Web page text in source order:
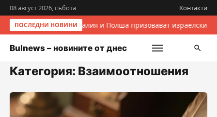
08 август 2026, събота Контакти
ПОСЛЕДНИ НОВИНИИталия и Полша призовават
Bulnews – новините от днес
Категория: Взаимоотношения